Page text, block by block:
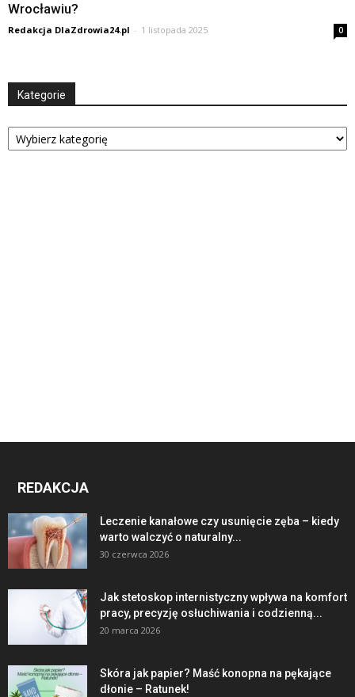
Wrocławiu?
Redakcja DlaZdrowia24.pl - 1 listopada 2025 0
Kategorie
Kategorie
REDAKCJA
Leczenie kanałowe czy usunięcie zęba – kiedy
warto walczyć o naturalny...
30 czerwca 2026
Jak stetoskop internistyczny wpływa na komfort
pracy, precyzję osłuchiwania i codzienną...
20 marca 2026
Skóra jak papier? Maść konopna na pękające
dłonie – Ratunek!